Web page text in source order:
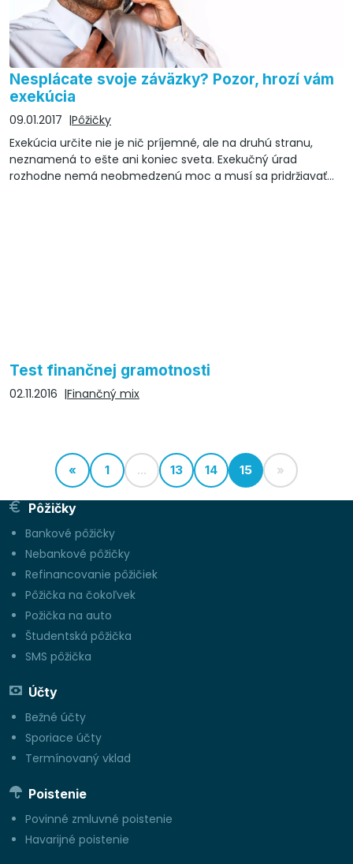
Nesplácate svoje záväzky? Pozor, hrozí vám
exekúcia
09.01.2017
Pôžičky
Exekúcia určite nie je nič príjemné, ale na druhú stranu,
neznamená to ešte ani koniec sveta. Exekučný úrad
rozhodne nemá neobmedzenú moc a musí sa pridržiavať
Test finančnej gramotnosti
02.11.2016 Finančný mix
« 1 ... 13 14 15 »
Pôžičky
Bankové pôžičky
Nebankové pôžičky
Refinancovanie pôžičiek
Pôžička na čokoľvek
Požička na auto
Študentská pôžička
SMS pôžička
Účty
Bežné účty
Sporiace účty
Termínovaný vklad
Poistenie
Povinné zmluvné poistenie
Havarijné poistenie